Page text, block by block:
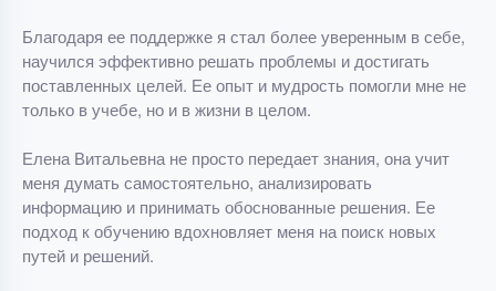
Благодаря ее поддержке я стал более уверенным в себе,
научился эффективно решать проблемы и достигать
поставленных целей. Ее опыт и мудрость помогли мне не
только в учебе, но и в жизни в целом.
Елена Витальевна не просто передает знания, она учит
меня думать самостоятельно, анализировать
информацию и принимать обоснованные решения. Ее
подход к обучению вдохновляет меня на поиск новых
путей и решений.